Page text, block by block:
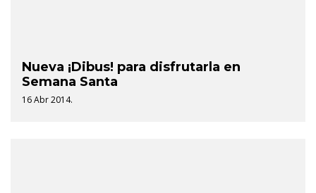
Nueva ¡Dibus! para disfrutarla en
Semana Santa
16 Abr 2014.